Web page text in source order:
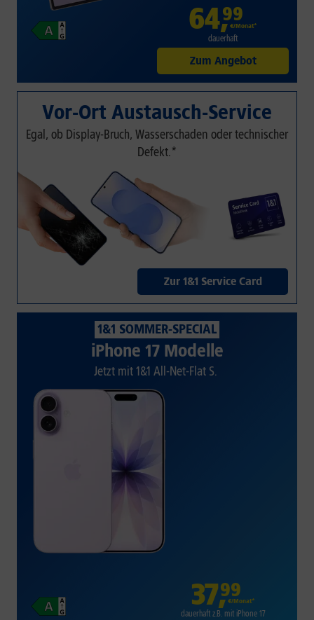
64,99
€/Monat*
dauerhaft
Zum Angebot
Vor-Ort Austausch-Service
Egal, ob Display-Bruch, Wasserschaden oder technischer
Defekt.*
Zur 1&1 Service Card
1&1 SOMMER-SPECIAL
iPhone 17 Modelle
Jetzt mit 1&1 All-Net-Flat S.
37,99
€/Monat*
dauerhaft z.B. mit iPhone 17